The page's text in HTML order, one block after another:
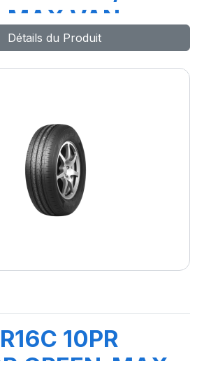
MAX VAN
Détails du Produit
10PR